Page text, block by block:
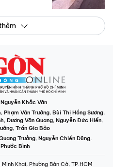
Nguyễn Khắc Văn
, Phạm Văn Trường, Bùi Thị Hồng Sương,
, Dương Văn Quang, Nguyễn Đức Hiển,
, Trần Gia Bảo
Trưởng, Nguyễn Chiến Dũng,
Bình
Khai, Phường Bàn Cờ, TP.HCM